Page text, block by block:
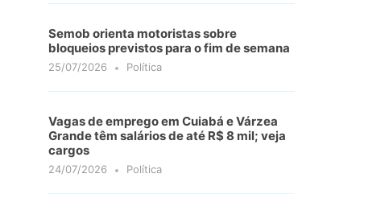
Semob orienta motoristas sobre
bloqueios previstos para o fim de semana
25/07/2026 Política
Vagas de emprego em Cuiabá e Várzea
Grande têm salários de até R$ 8 mil; veja
cargos
24/07/2026 Política